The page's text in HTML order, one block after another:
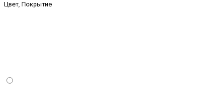
Цвет, Покрытие